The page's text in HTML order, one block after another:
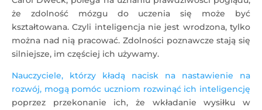
że zdolność mózgu do uczenia się może być
kształtowana. Czyli inteligencja nie jest wrodzona, tylko
można nad nią pracować. Zdolności poznawcze stają się
silniejsze, im częściej ich używamy.
Nauczyciele, którzy kładą nacisk na nastawienie na
rozwój, mogą pomóc uczniom rozwinąć ich inteligencję
poprzez przekonanie ich, że wkładanie wysiłku w